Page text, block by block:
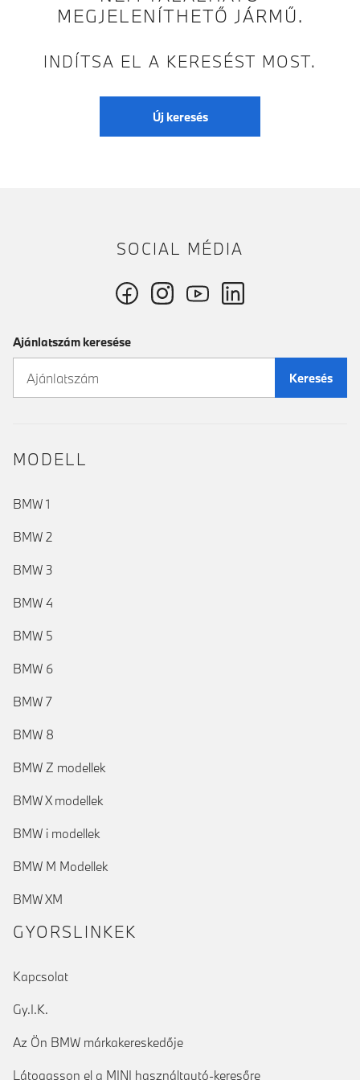
MEGJELENÍTHETŐ JÁRMŰ.
INDÍTSA EL A KERESÉST MOST.
Új keresés
SOCIAL MÉDIA
Ajánlatszám keresése
Keresés
MODELL
BMW 1
BMW 2
BMW 3
BMW 4
BMW 5
BMW 6
BMW 7
BMW 8
BMW Z modellek
BMW X modellek
BMW i modellek
BMW M Modellek
BMW XM
GYORSLINKEK
Kapcsolat
Gy.I.K.
Az Ön BMW márkakereskedője
Látogasson el a MINI használtautó-keresőre